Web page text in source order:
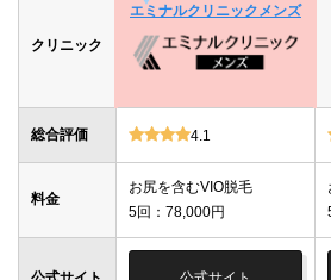
クリニック
エミナルクリニックメンズ
総合評価 4.1
料金
お尻を含むVIO脱毛
5回：78,000円